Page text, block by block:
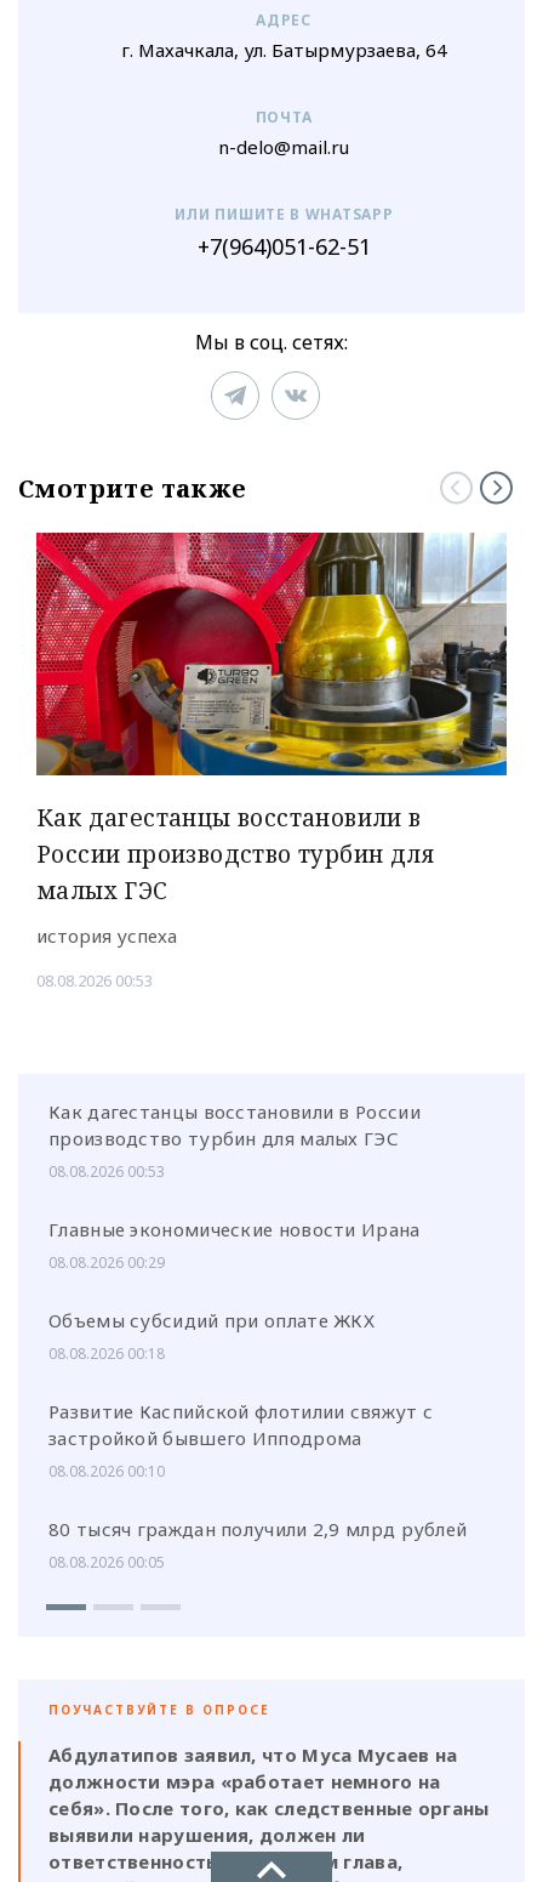
АДРЕС
г. Махачкала, ул. Батырмурзаева, 64
ПОЧТА
n-delo@mail.ru
ИЛИ ПИШИТЕ В WHATSAPP
+7(964)051-62-51
Мы в соц. сетях:
Смотрите также
Как дагестанцы восстановили в
России производство турбин для
малых ГЭС
история успеха
08.08.2026 00:53
Как дагестанцы восстановили в России
производство турбин для малых ГЭС
08.08.2026 00:53
Главные экономические новости Ирана
08.08.2026 00:29
Объемы субсидий при оплате ЖКХ
08.08.2026 00:18
Развитие Каспийской флотилии свяжут с
застройкой бывшего Ипподрома
08.08.2026 00:10
80 тысяч граждан получили 2,9 млрд рублей
08.08.2026 00:05
ПОУЧАСТВУЙТЕ В ОПРОСЕ
Абдулатипов заявил, что Муса Мусаев на
должности мэра «работает немного на
себя». После того, как следственные органы
выявили нарушения, должен ли
ответственность нести и сам глава,